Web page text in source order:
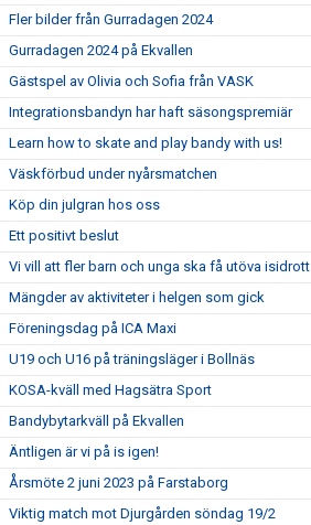
Fler bilder från Gurradagen 2024
Gurradagen 2024 på Ekvallen
Gästspel av Olivia och Sofia från VASK
Integrationsbandyn har haft säsongspremiär
Learn how to skate and play bandy with us!
Väskförbud under nyårsmatchen
Köp din julgran hos oss
Ett positivt beslut
Vi vill att fler barn och unga ska få utöva isidrott
Mängder av aktiviteter i helgen som gick
Föreningsdag på ICA Maxi
U19 och U16 på träningsläger i Bollnäs
KOSA-kväll med Hagsätra Sport
Bandybytarkväll på Ekvallen
Äntligen är vi på is igen!
Årsmöte 2 juni 2023 på Farstaborg
Viktig match mot Djurgården söndag 19/2